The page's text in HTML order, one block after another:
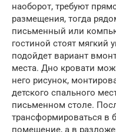
наоборот, требуют
размещения, тогда
письменный или
гостиной стоят мягкий
подойдет вариант
места. Дно кровати
него рисунок,
детского спального
письменном столе.
трансформироваться в
помещение, а в